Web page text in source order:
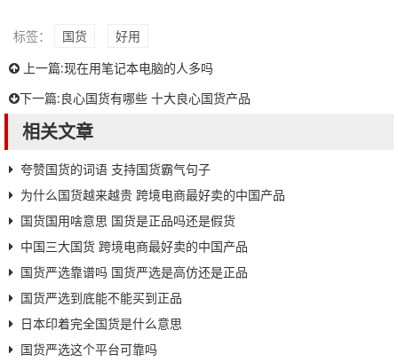
标签： 国货
好用
上一篇:现在用笔记本电脑的人多吗
下一篇:良心国货有哪些 十大良心国货产品
相关文章
夸赞国货的词语 支持国货霸气句子
为什么国货越来越贵 跨境电商最好卖的中国产品
国货国用啥意思 国货是正品吗还是假货
中国三大国货 跨境电商最好卖的中国产品
国货严选靠谱吗 国货严选是高仿还是正品
国货严选到底能不能买到正品
日本印着完全国货是什么意思
国货严选这个平台可靠吗